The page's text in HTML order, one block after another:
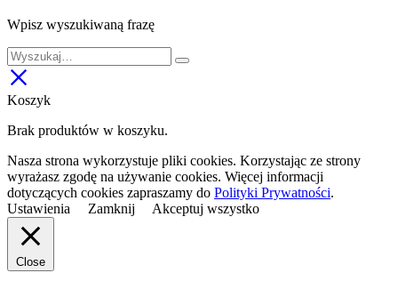
Wpisz wyszukiwaną frazę
Koszyk
Brak produktów w koszyku.
Nasza strona wykorzystuje pliki cookies. Korzystając ze strony
wyrażasz zgodę na używanie cookies. Więcej informacji
dotyczących cookies zapraszamy do Polityki Prywatności.
Ustawienia
Zamknij Akceptuj wszystko
Close